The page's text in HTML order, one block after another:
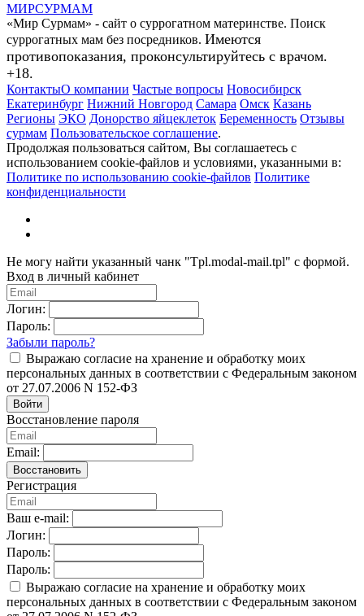
МИРСУРМАМ
«Мир Сурмам» - сайт о суррогатном материнстве. Поиск
суррогатных мам без посредников. Имеются
противопоказания, проконсультируйтесь с врачом.
+18.
КонтактыО компании Частые вопросы Новосибирск
Екатеринбург Нижний Новгород Самара Омск Казань
Регионы ЭКО Донорство яйцеклеток Беременность Отзывы
сурмам Пользовательское соглашение.
Продолжая пользоваться сайтом, Вы соглашаетесь с
использованием cookie-файлов и условиями, указанными в:
Политике по использованию cookie-файлов Политике
конфиденциальности
Не могу найти указанный чанк "Tpl.modal-mail.tpl" с формой.
Вход в личный кабинет
Логин:
Пароль:
Забыли пароль?
Выражаю согласие на хранение и обработку моих
персональных данных в соответствии с Федеральным законом
от 27.07.2006 N 152-ФЗ
Войти
Восстановление пароля
Email:
Восстановить
Регистрация
Ваш e-mail:
Логин:
Пароль:
Пароль:
Выражаю согласие на хранение и обработку моих
персональных данных в соответствии с Федеральным законом